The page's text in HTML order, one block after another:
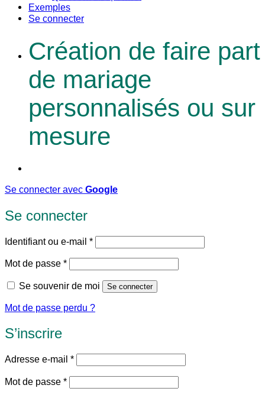
Exemples
Se connecter
Création de faire part
de mariage
personnalisés ou sur
mesure
Se connecter avec Google
Se connecter
Identifiant ou e-mail *Obligatoire
Mot de passe *Obligatoire
Se souvenir de moi Se connecter
Mot de passe perdu ?
S’inscrire
Adresse e-mail *Obligatoire
Mot de passe *Obligatoire